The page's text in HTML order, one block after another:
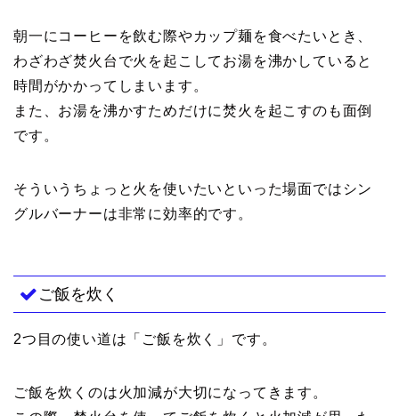
朝一にコーヒーを飲む際やカップ麺を食べたいとき、
わざわざ焚火台で火を起こしてお湯を沸かしていると
時間がかかってしまいます。
また、お湯を沸かすためだけに焚火を起こすのも面倒
です。
そういうちょっと火を使いたいといった場面ではシン
グルバーナーは非常に効率的です。
ご飯を炊く
2つ目の使い道は「ご飯を炊く」です。
ご飯を炊くのは火加減が大切になってきます。